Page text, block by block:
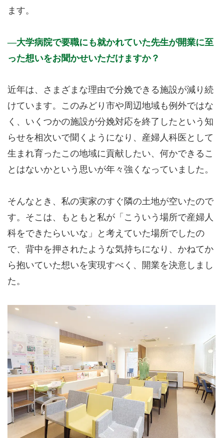
ます。
大学病院で要職にも就かれていた先生が開業に至
った想いをお聞かせいただけますか？
近年は、さまざまな理由で分娩できる施設が減り続
けています。このみどり市や周辺地域も例外ではな
く、いくつかの施設が分娩対応を終了したという知
らせを相次いで聞くようになり、産婦人科医として
生まれ育ったこの地域に貢献したい、何かできるこ
とはないかという思いが年々強くなっていました。
そんなとき、私の実家のすぐ隣の土地が空いたので
す。そこは、もともと私が「こういう場所で産婦人
科をできたらいいな」と考えていた場所でしたの
で、背中を押されたような気持ちになり、かねてか
ら抱いていた想いを実現すべく、開業を決意しまし
た。